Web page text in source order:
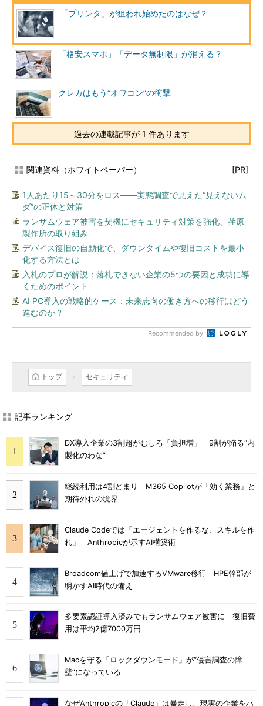
「プリンタ」が狙われ始めたのはなぜ？
「格安スマホ」「データ無制限」が消える？
クレカはもう“オワコン”の衝撃
過去の連載記事が 1 件あります
関連資料（ホワイトペーパー） [PR]
1人あたり15～30分をロス――実態調査で見えた“見えないム
ダ”の正体と対策
ランサムウェア被害を契機にセキュリティ対策を強化、荏原
製作所の取り組み
デバイス復旧の自動化で、ダウンタイムや復旧コストを最小
化する方法とは
入札のプロが解説：落札できない企業の5つの要因と成功に導
くためのポイント
AI PC導入の戦略的ケース：未来志向の働き方への移行はどう
進むのか？
Recommended by
トップ セキュリティ
記事ランキング
DX導入企業の3割超がむしろ「負担増」 9割が陥る“内
製化のわな”
継続利用は4割どまり M365 Copilotが「効く業務」と
期待外れの境界
Claude Codeでは「エージェントを作るな、スキルを作
れ」 Anthropicが示すAI構築術
Broadcom値上げで加速するVMware移行 HPE幹部が
明かすAI時代の備え
多要素認証導入済みでもランサムウェア被害に 復旧費
用は平均2億7000万円
Macを守る「ロックダウンモード」が“侵害調査の障
壁”になっている
なぜAnthropicの「Claude」は暴走し、現実の企業をハ